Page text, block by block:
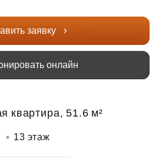
заявку
онлайн
квартира, 51.6 м²
13 этаж